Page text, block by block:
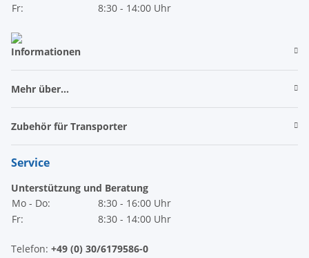
Fr:
8:30 - 14:00 Uhr
Informationen
Mehr über...
Zubehör für Transporter
Service
Unterstützung und Beratung
Mo - Do:
8:30 - 16:00 Uhr
Fr:
8:30 - 14:00 Uhr
Telefon: +49 (0) 30/6179586-0